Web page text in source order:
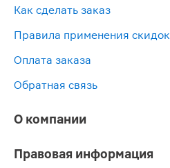
Как сделать заказ
Правила применения скидок
Оплата заказа
Обратная связь
О компании
Правовая информация